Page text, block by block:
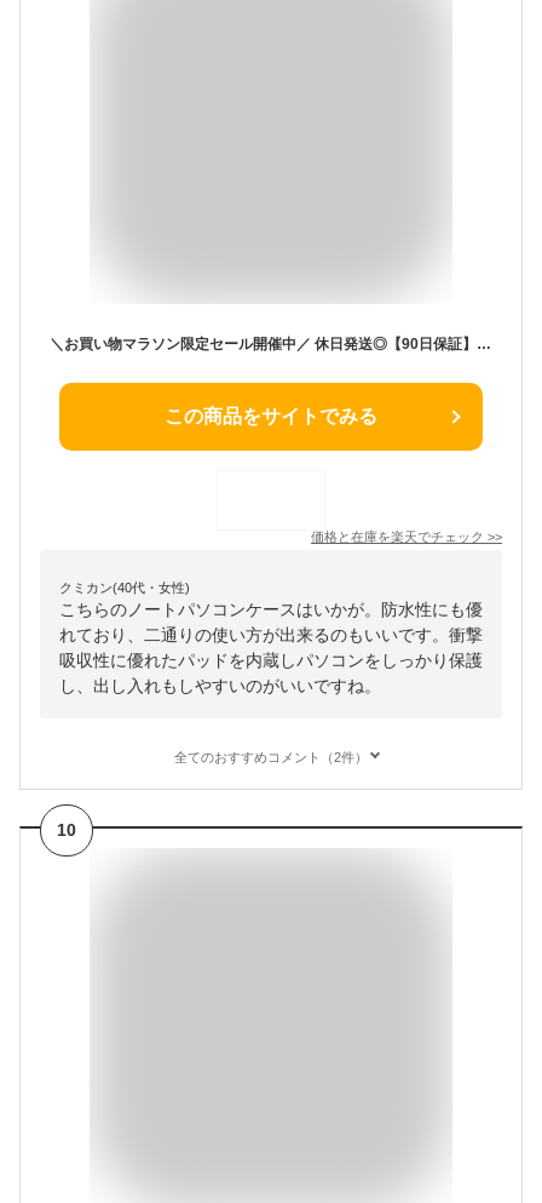
＼お買い物マラソン限定セール開催中／ 休日発送◎【90日保証】パソコンバッグ 2Way 防水 手提げ ノートパソコンケース タブレッドケース 保護ケース 13.3 11インチ 傷防止 2WAY 衝撃吸収 ランドセル スリーブケース タブレットケース 学生支給 小学生 Cyberplugs
この商品をサイトでみる
価格と在庫を楽天でチェック >>
クミカン(40代・女性)
こちらのノートパソコンケースはいかが。防水性にも優
れており、二通りの使い方が出来るのもいいです。衝撃
吸収性に優れたパッドを内蔵しパソコンをしっかり保護
し、出し入れもしやすいのがいいですね。
全てのおすすめコメント（2件）
10